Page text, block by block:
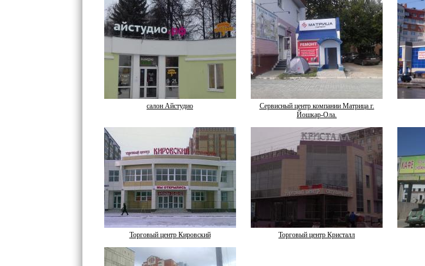
салон Айстудио
Сервисный центр компании Матрица г.
Йошкар-Ола.
Торговый центр Кировский Торговый центр Кристалл